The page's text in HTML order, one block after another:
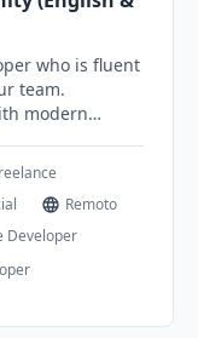
who is fluent
team.
modern
Git and cloud
in both English
Remoto
Developer